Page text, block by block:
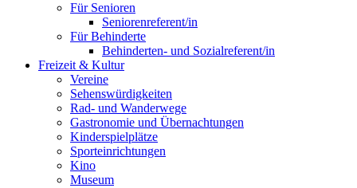
Für Senioren
Seniorenreferent/in
Für Behinderte
Behinderten- und Sozialreferent/in
Freizeit & Kultur
Vereine
Sehenswürdigkeiten
Rad- und Wanderwege
Gastronomie und Übernachtungen
Kinderspielplätze
Sporteinrichtungen
Kino
Museum